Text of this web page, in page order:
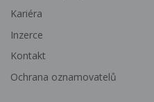
Kariéra
Inzerce
Kontakt
Ochrana oznamovatelů